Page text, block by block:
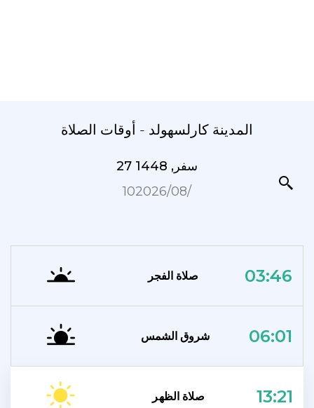
المدينة كارلسهولد - أوقات الصلاة
27 سفر, 1448
10‏/08‏/2026
صلاة الفجر 03:46
شروق الشمس 06:01
صلاة الظهر 13:21